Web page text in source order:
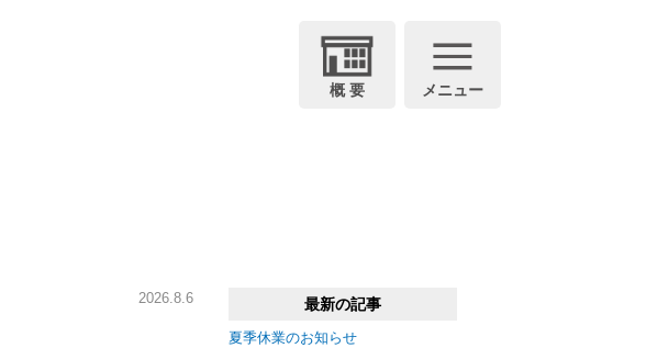
概 要 メニュー
2026.8.6 最新の記事
夏季休業のお知らせ